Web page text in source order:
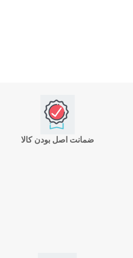
ضمانت اصل بودن کالا